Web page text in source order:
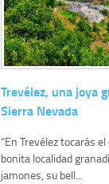
Trevélez, una joya
Sierra Nevada
“En Trevélez tocarás
bonita localidad
jamones, su bell...